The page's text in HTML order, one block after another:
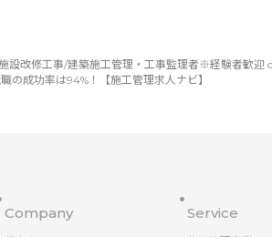
設改修工事/建築施工管理・工事監理者※経験者歓
の成功率は94%！【施工管理求人ナビ】
Company Service